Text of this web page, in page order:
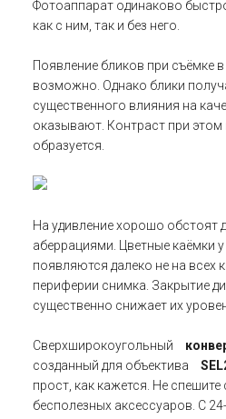
Фотоаппарат одинаково
как с ним, так и без него.
Появление бликов при съёмке
возможно. Однако блики
существенного влияния на
оказывают. Контраст при этом
образуется.
На удивление хорошо обстоят
аберрациями. Цветные каёмки
появляются далеко не на всех
периферии снимка. Закрытие
существенно снижает их
Сверхширокоугольный
созданный для объектива
прост, как кажется. Не спешите
бесполезных аксессуаров. С